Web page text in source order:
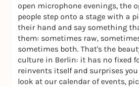
open microphone evenings, the
people step onto a stage with a
their hand and say something
them: sometimes raw,
sometimes both. That's the
culture in Berlin: it has no fixed
reinvents itself and surprises you
look at our calendar of events,